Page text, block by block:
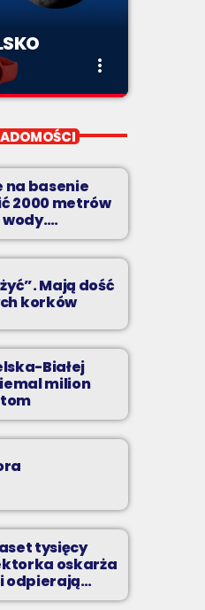
more_vert
na naszej
perełki.
na basenie
2000 metrów
i ogromna
Mają dość
korków
Białej
milion
tysięcy
oskarża
odpierają